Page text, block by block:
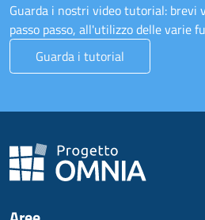
Guarda i nostri video tutorial: brevi
passo passo, all'utilizzo delle varie
Guarda i tutorial